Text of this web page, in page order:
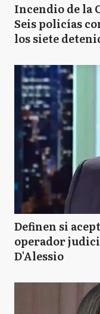
Incendio de la
Seis policías
los siete
Definen si
operador
D'Alessio